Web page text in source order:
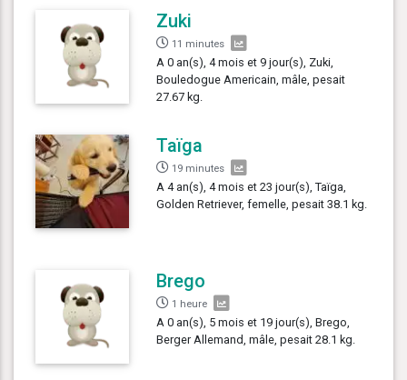
Zuki
11 minutes
A 0 an(s), 4 mois et 9 jour(s), Zuki,
Bouledogue Americain, mâle, pesait
27.67 kg.
Taïga
19 minutes
A 4 an(s), 4 mois et 23 jour(s), Taïga,
Golden Retriever, femelle, pesait 38.1 kg.
Brego
1 heure
A 0 an(s), 5 mois et 19 jour(s), Brego,
Berger Allemand, mâle, pesait 28.1 kg.